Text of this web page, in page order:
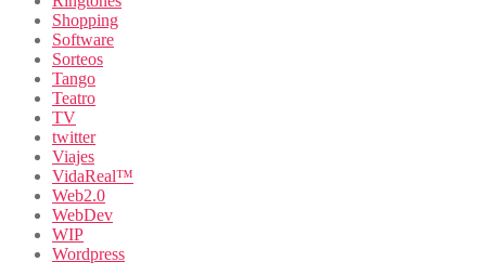
Shopping
Software
Sorteos
Tango
Teatro
TV
twitter
Viajes
VidaReal™
Web2.0
WebDev
WIP
Wordpress